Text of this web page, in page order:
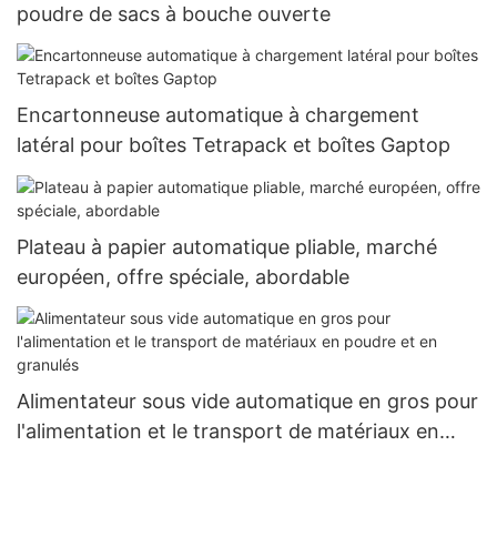
poudre de sacs à bouche ouverte
Encartonneuse automatique à chargement
latéral pour boîtes Tetrapack et boîtes Gaptop
Plateau à papier automatique pliable, marché
européen, offre spéciale, abordable
Alimentateur sous vide automatique en gros pour
l'alimentation et le transport de matériaux en